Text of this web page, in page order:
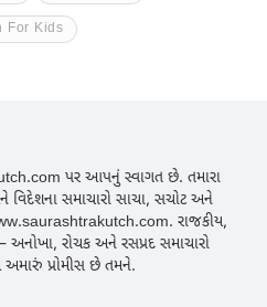
For Kids
પર આપનું સ્વાગત છે. તમારા
સમાચારો સાચા, સચોટ અને
રાજકીય,
રોચક અને રસપ્રદ સમાચારો
પ્રોમીસ છે તમને.